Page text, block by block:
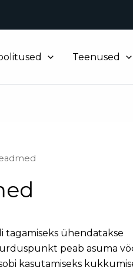
Teenused
tagamiseks ühendatakse
peab asuma
kasutamiseks